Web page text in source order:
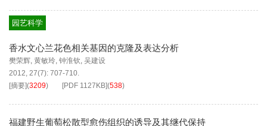
园艺科学
香水文心兰花色相关基因的克隆及表达分析
樊荣辉, 黄敏玲, 钟淮钦, 吴建设
2012, 27(7): 707-710.
[摘要](3209) [PDF 1127KB](538)
福建野生葡萄松散型愈伤组织的诱导及其继代保持